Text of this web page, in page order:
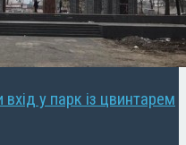
вхід у парк із цвинтарем